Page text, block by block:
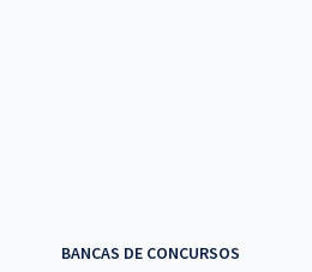
BANCAS DE CONCURSOS